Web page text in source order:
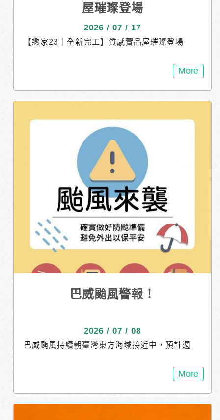
屋璀璨登場
2026 / 07 / 17
【戀家23｜全新完工】質感實品屋璀璨登場
席次【B9 戶】限量釋出！ 最完美的空間想像，
為您化為現實，誠意價 1,858 萬元，再豪氣加碼
贈送全戶冷氣！僅此一席，錯過真的不再。 - 實
品裝潢屋・空間亮點搶先看 1樓｜靈活空間： 質
公區： 溫馨客餐廳，全家情感凝聚的核心空
間。 3樓｜優雅雙臥： 浪漫主臥＋活力兒童房，
動靜分明。 4樓｜陽光多功能房（無裝潢）： 採
光極佳，配備獨立開窗衛浴，空間彈性好規劃。
- 繁華轉身，靜謐相隨 精華地段鄰近商60重劃
區、海佃同安雙商圈加持，日常採買、未來增值
一次到位。 16戶單純靜巷社區，出繁華、入寧
靜，給家人最安全的居住環境。 - 席次珍稀，即
刻預約鑑賞！ 接待專線： (06)247-1580 基地 &
接待會館： 安南區海佃路二段342巷
https://maps.app.goo.gl/SLSzX5pWMKx3gxd
More
巴威颱風警報！
2026 / 07 / 08
巴威颱風持續朝臺灣東方海域接近中，預計週
雨，還可能造成停電、淹水或交通中斷。 .ᐟ.ᐟ 事
先做好準備，就能降低災害帶來的影響 清理排
水溝落葉垃圾、測試擋水閘門 加強固定懸吊或
易墜落物 家中重要的東西，放置在高處或二樓
More